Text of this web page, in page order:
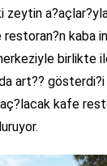
zeytin
kaba
birlikte
art??
kafe